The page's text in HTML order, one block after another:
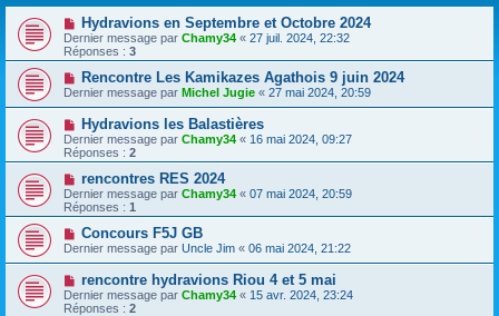
Hydravions en Septembre et Octobre 2024
Dernier message par Chamy34 « 27 juil. 2024, 22:32
Réponses : 3
Rencontre Les Kamikazes Agathois 9 juin 2024
Dernier message par Michel Jugie « 27 mai 2024, 20:59
Hydravions les Balastières
Dernier message par Chamy34 « 16 mai 2024, 09:27
Réponses : 2
rencontres RES 2024
Dernier message par Chamy34 « 07 mai 2024, 20:59
Réponses : 1
Concours F5J GB
Dernier message par Uncle Jim « 06 mai 2024, 21:22
rencontre hydravions Riou 4 et 5 mai
Dernier message par Chamy34 « 15 avr. 2024, 23:24
Réponses : 2